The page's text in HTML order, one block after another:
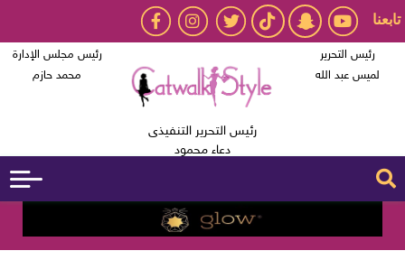
تابعنا
رئيس التحرير
لميس عبد الله
رئيس التحرير التنفيذى
دعاء محمود
رئيس مجلس الإدارة
محمد حازم